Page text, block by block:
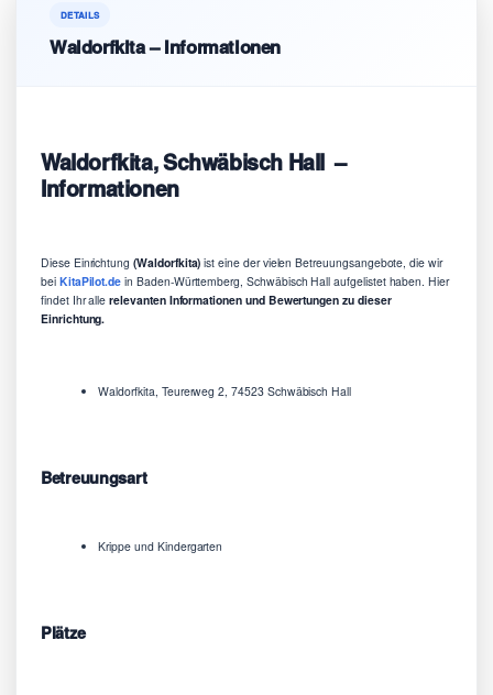
DETAILS
Waldorfkita – Informationen
Waldorfkita, Schwäbisch Hall –
Informationen
Diese Einrichtung (Waldorfkita) ist eine der vielen Betreuungsangebote, die wir
bei KitaPilot.de in Baden-Württemberg, Schwäbisch Hall aufgelistet haben. Hier
findet Ihr alle relevanten Informationen und Bewertungen zu dieser
Einrichtung.
Waldorfkita, Teurerweg 2, 74523 Schwäbisch Hall
Betreuungsart
Krippe und Kindergarten
Plätze